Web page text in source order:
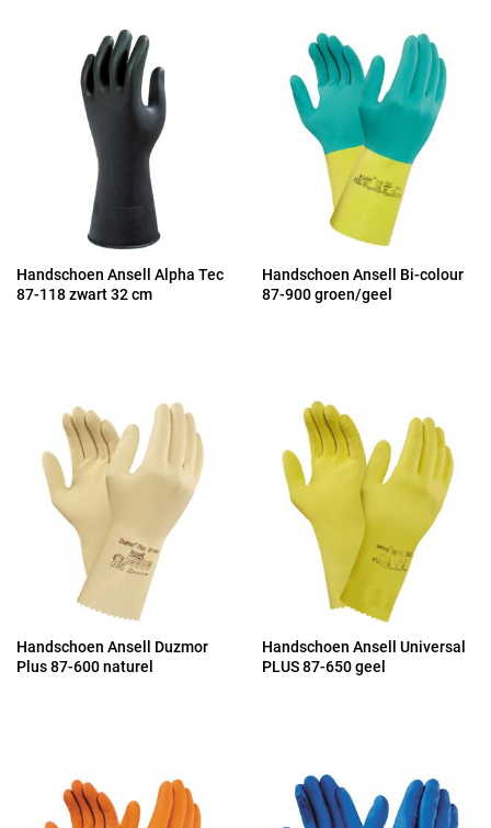
Handschoen Ansell Alpha Tec
87-118 zwart 32 cm
Handschoen Ansell Bi-colour
87-900 groen/geel
Handschoen Ansell Duzmor
Plus 87-600 naturel
Handschoen Ansell Universal
PLUS 87-650 geel